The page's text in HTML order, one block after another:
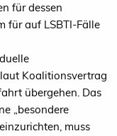
für dessen
für auf LSBTI-Fälle
Koalitionsvertrag
übergehen. Das
„besondere
muss